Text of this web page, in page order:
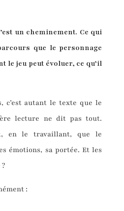
un cheminement. Ce qui
que le personnage
le jeu peut évoluer, ce qu’il
c’est autant le texte que le
lecture ne dit pas tout.
en le travaillant, que le
émotions, sa portée. Et les
: